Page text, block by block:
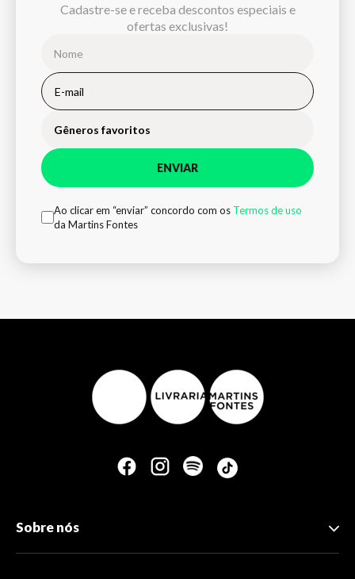
Cadastre-se e receba descontos especiais e
ofertas exclusivas!
Gêneros favoritos
ENVIAR
Ao clicar em “enviar” concordo com os Termos de uso
da Martins Fontes
Sobre nós